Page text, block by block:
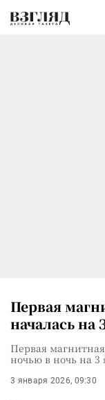
Первая
началась на
Первая магнитная
ночью в ночь на 3
3 января 2026, 09:30